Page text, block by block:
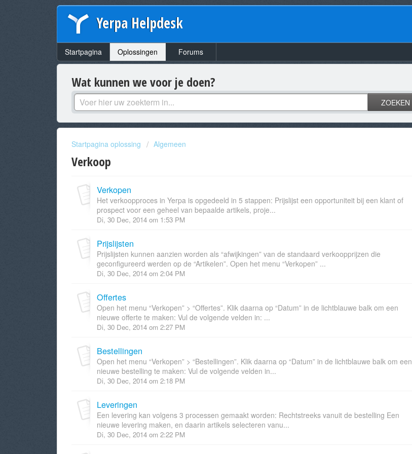
Yerpa Helpdesk
Startpagina Oplossingen Forums
Wat kunnen we voor je doen?
ZOEKEN
Startpagina oplossing Algemeen
Verkoop
Verkopen
Het verkoopproces in Yerpa is opgedeeld in 5 stappen: Prijslijst een opportuniteit bij een klant of
prospect voor een geheel van bepaalde artikels, proje...
Di, 30 Dec, 2014 om 1:53 PM
Prijslijsten
Prijslijsten kunnen aanzien worden als “afwijkingen” van de standaard verkoopprijzen die
geconfigureerd werden op de “Artikelen”. Open het menu “Verkopen” ...
Di, 30 Dec, 2014 om 2:04 PM
Offertes
Open het menu “Verkopen” > “Offertes”. Klik daarna op “Datum” in de lichtblauwe balk om een
nieuwe offerte te maken: Vul de volgende velden in: ...
Di, 30 Dec, 2014 om 2:27 PM
Bestellingen
Open het menu “Verkopen” > “Bestellingen”. Klik daarna op “Datum” in de lichtblauwe balk om een
nieuwe bestelling te maken: Vul de volgende velden in...
Di, 30 Dec, 2014 om 2:18 PM
Leveringen
Een levering kan volgens 3 processen gemaakt worden: Rechtstreeks vanuit de bestelling Een
nieuwe levering maken, en daarin artikels selecteren vanu...
Di, 30 Dec, 2014 om 2:22 PM